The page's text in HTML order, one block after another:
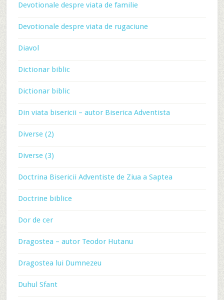
Devotionale despre viata de familie
Devotionale despre viata de rugaciune
Diavol
Dictionar biblic
Dictionar biblic
Din viata bisericii – autor Biserica Adventista
Diverse (2)
Diverse (3)
Doctrina Bisericii Adventiste de Ziua a Saptea
Doctrine biblice
Dor de cer
Dragostea – autor Teodor Hutanu
Dragostea lui Dumnezeu
Duhul Sfant